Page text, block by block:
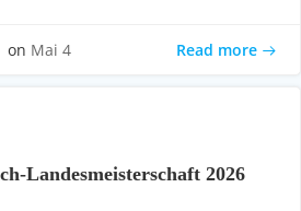
on Mai 4 Read more
2026